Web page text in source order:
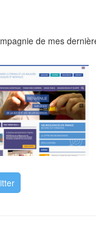
de mes